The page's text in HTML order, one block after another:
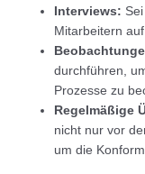
Interviews:
Mitarbeitern
durchführen,
Prozesse zu
Regelmäßige
nicht nur vor
um die